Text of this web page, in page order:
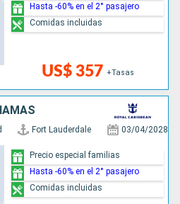
US$ 357 +Tasas
Hasta -60% en el 2° pasajero
Comidas incluidas
Fort Lauderdale 03/04/2028
Precio especial familias
Hasta -60% en el 2° pasajero
Comidas incluidas